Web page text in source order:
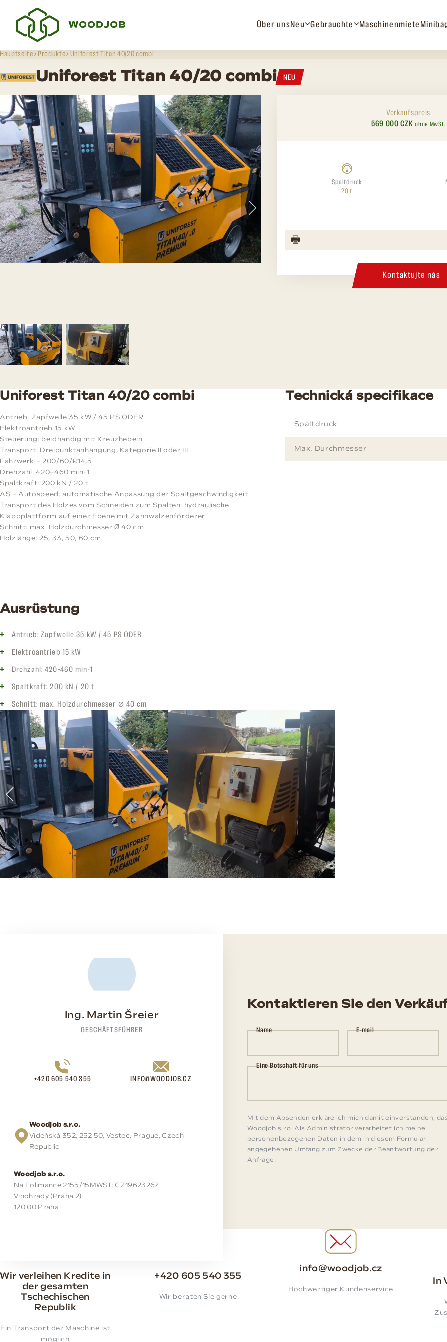
Über unsNeu Gebrauchte Maschinenmiete
Hauptseite Produkte Uniforest Titan 40/20 combi
Uniforest Titan 40/20 combi NEU
Verkaufspreis
569 000 CZKohne MwSt.
Spaltdruck
20 t
Kontaktujte nás
Uniforest Titan 40/20 combi
Antrieb: Zapfwelle 35 kW / 45 PS ODER
Elektroantrieb 15 kW
Steuerung: beidhändig mit Kreuzhebeln
Transport: Dreipunktanhängung, Kategorie II oder III
Fahrwerk – 200/60/R14,5
Drehzahl: 420–460 min-1
Spaltkraft: 200 kN / 20 t
AS – Autospeed: automatische Anpassung der Spaltgeschwindigkeit
Transport des Holzes vom Schneiden zum Spalten: hydraulische
Klappplattform auf einer Ebene mit Zahnwalzenförderer
Schnitt: max. Holzdurchmesser Ø 40 cm
Holzlänge: 25, 33, 50, 60 cm
Ausrüstung
Antrieb: Zapfwelle 35 kW / 45 PS ODER
Elektroantrieb 15 kW
Drehzahl: 420–460 min-1
Spaltkraft: 200 kN / 20 t
Schnitt: max. Holzdurchmesser Ø 40 cm
Technická specifikace
Spaltdruck
Max. Durchmesser
Ing. Martin Šreier
GESCHÄFTSFÜHRER
+420 605 540 355 INFO@WOODJOB.CZ
Woodjob s.r.o.
Vídeňská 352, 252 50, Vestec, Prague, Czech
Republic
Woodjob s.r.o.
Na Folimance 2155/15
Vinohrady (Praha 2)
120 00 Praha
MWST: CZ19623267
Kontaktieren Sie den
Name E-mail
Eine Botschaft für uns
Mit dem Absenden erkläre ich mich damit einverstanden,
Woodjob s.r.o. Als Administrator verarbeitet ich meine
personenbezogenen Daten in dem in diesem Formular
angegebenen Umfang zum Zwecke der Beantwortung der
Anfrage.
Wir verleihen Kredite in
der gesamten
Tschechischen
Republik
Ein Transport der Maschine ist
möglich
+420 605 540 355
Wir beraten Sie gerne
info@woodjob.cz
Hochwertiger Kundenservice
In